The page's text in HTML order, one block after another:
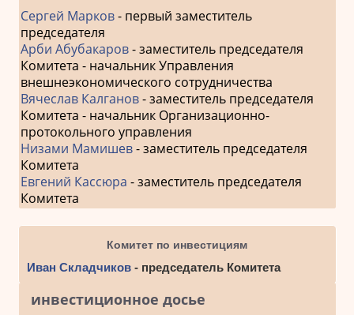
Сергей Марков- первый заместитель
председателя
Арби Абубакаров- заместитель председателя
Комитета - начальник Управления
внешнеэкономического сотрудничества
Вячеслав Калганов- заместитель председателя
Комитета - начальник Организационно-
протокольного управления
Низами Мамишев- заместитель председателя
Комитета
Евгений Кассюра - заместитель председателя
Комитета
Комитет по инвестициям
Иван Складчиков- председатель Комитета
инвестиционное досье